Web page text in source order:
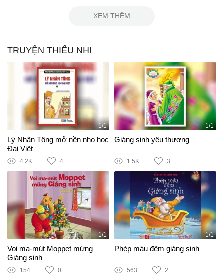
XEM THÊM
TRUYỆN THIẾU NHI
1/1
Lý Nhân Tông mở nền nho học
Đại Việt
4.2K 4
1/1
Giáng sinh yêu thương
1.5K 3
1/1
Voi ma-mút Moppet mừng
Giáng sinh
154 0
1/1
Phép màu đêm giáng sinh
563 2